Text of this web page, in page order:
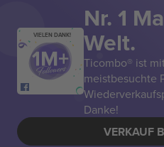
VIELEN DANK!
Nr. 1
Welt.
Ticombo® ist
meistbesuchte
Danke!
VERKAUF